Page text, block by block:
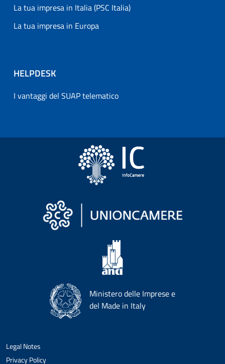
La tua impresa in Italia (PSC Italia)
La tua impresa in Europa
HELPDESK
I vantaggi del SUAP telematico
Ministero delle Imprese e
del Made in Italy
Legal Notes
Privacy Policy